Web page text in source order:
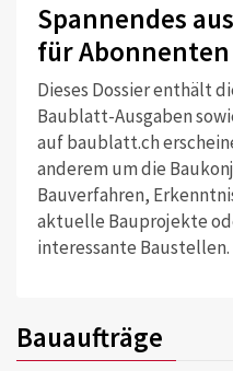
Spannendes
für Abonnenten
Dieses Dossier enthält
Baublatt-Ausgaben
auf baublatt.ch
anderem um die
Bauverfahren,
aktuelle Bauprojekte
interessante Baustellen.
Bauaufträge